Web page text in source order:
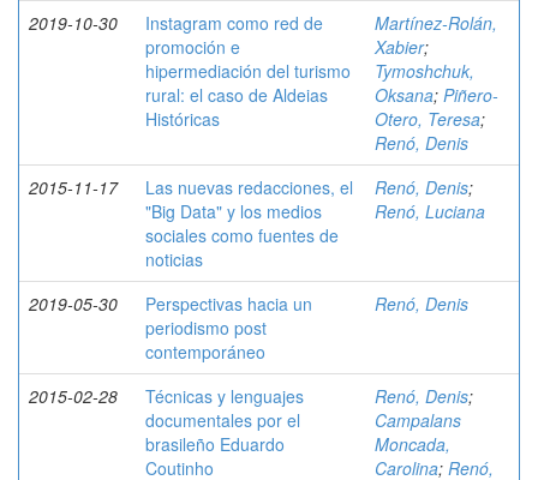
2019-10-30
Instagram como red de
promoción e
hipermediación del turismo
rural: el caso de Aldeias
Históricas
Martínez-Rolán,
Xabier;
Tymoshchuk,
Oksana; Piñero-
Otero, Teresa;
Renó, Denis
2015-11-17
Las nuevas redacciones, el
"Big Data" y los medios
sociales como fuentes de
noticias
Renó, Denis;
Renó, Luciana
2019-05-30
Perspectivas hacia un
periodismo post
contemporáneo
Renó, Denis
2015-02-28
Técnicas y lenguajes
documentales por el
brasileño Eduardo
Coutinho
Renó, Denis;
Campalans
Moncada,
Carolina; Renó,